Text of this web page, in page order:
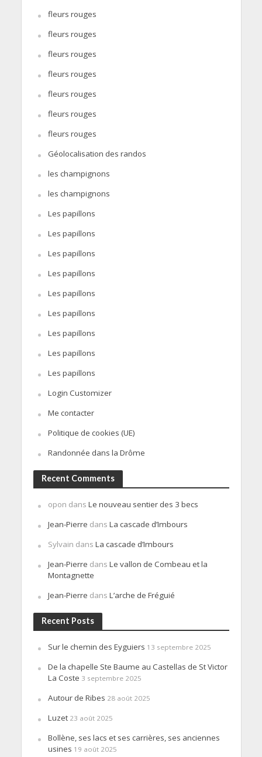
fleurs rouges
fleurs rouges
fleurs rouges
fleurs rouges
fleurs rouges
fleurs rouges
fleurs rouges
Géolocalisation des randos
les champignons
les champignons
Les papillons
Les papillons
Les papillons
Les papillons
Les papillons
Les papillons
Les papillons
Les papillons
Les papillons
Login Customizer
Me contacter
Politique de cookies (UE)
Randonnée dans la Drôme
Recent Comments
opon dans Le nouveau sentier des 3 becs
Jean-Pierre dans La cascade d’Imbours
Sylvain dans La cascade d’Imbours
Jean-Pierre dans Le vallon de Combeau et la
Montagnette
Jean-Pierre dans L’arche de Fréguié
Recent Posts
Sur le chemin des Eyguiers 13 septembre 2025
De la chapelle Ste Baume au Castellas de St Victor
La Coste 3 septembre 2025
Autour de Ribes 28 août 2025
Luzet 23 août 2025
Bollène, ses lacs et ses carrières, ses anciennes
usines 19 août 2025